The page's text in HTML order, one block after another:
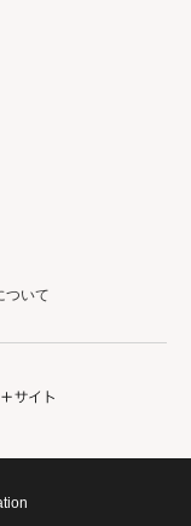
グ
ついて